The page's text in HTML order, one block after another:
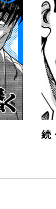
続